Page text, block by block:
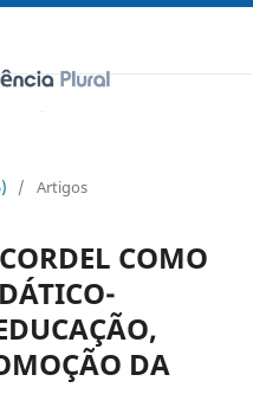
/ Artigos
COMO
DA